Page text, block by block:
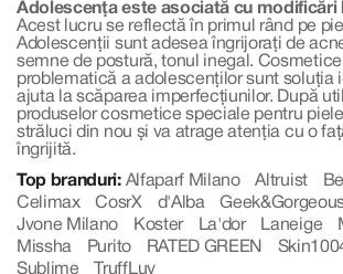
Adolescența este asociată cu modificări
Acest lucru se reflectă în primul rând pe
Adolescenții sunt adesea îngrijorați de
semne de postură, tonul inegal.
problematică a adolescenților sunt soluția
ajuta la scăparea imperfecțiunilor. După
produselor cosmetice speciale pentru
străluci din nou și va atrage atenția cu o
îngrijită.
Top branduri: Alfaparf Milano Altruist
Celimax
CosrX d'Alba
Jvone Milano
Koster La'dor Laneige
Missha
Purito RATED GREEN
Sublime
TruffLuv